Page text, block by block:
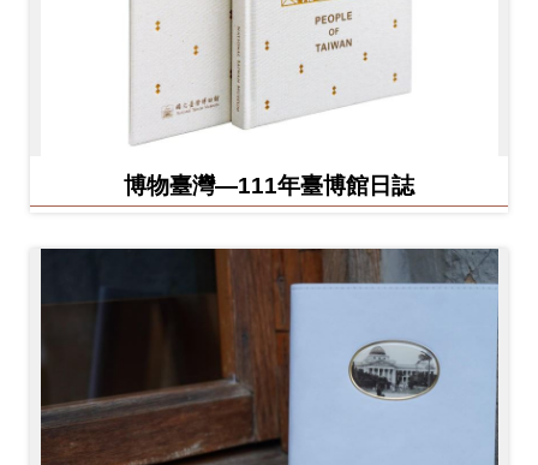
博物臺灣—111年臺博館日誌